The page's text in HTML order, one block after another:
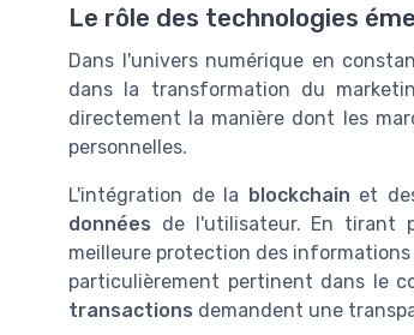
Le rôle des technologies
Dans l'univers numérique en
dans la transformation du
directement la manière dont les
personnelles.
L'intégration de la blockchain et
données de l'utilisateur. En tirant
meilleure protection des
particulièrement pertinent dans le
transactions demandent une